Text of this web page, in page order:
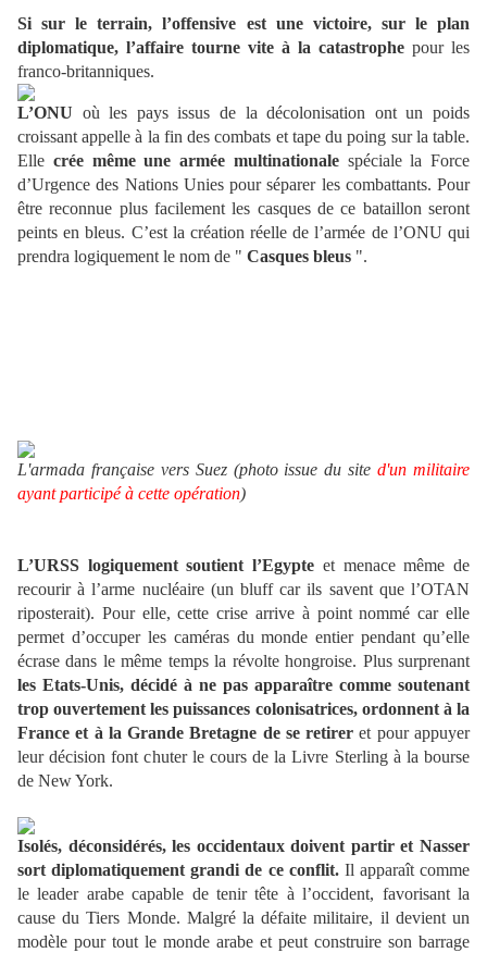
Si sur le terrain, l’offensive est une victoire, sur le plan
diplomatique, l’affaire tourne vite à la catastrophe pour les
franco-britanniques.
L’ONU où les pays issus de la décolonisation ont un poids
croissant appelle à la fin des combats et tape du poing sur la table.
Elle crée même une armée multinationalespéciale la Force
d’Urgence des Nations Unies pour séparer les combattants. Pour
être reconnue plus facilement les casques de ce bataillon seront
peints en bleus. C’est la création réelle de l’armée de l’ONU qui
prendra logiquement le nom de " Casques bleus ".
L'armada française vers Suez (photo issue du site d'un militaire
ayant participé à cette opération)
L’URSS logiquement soutient l’Egypte et menace même de
recourir à l’arme nucléaire (un bluff car ils savent que l’OTAN
riposterait). Pour elle, cette crise arrive à point nommé car elle
permet d’occuper les caméras du monde entier pendant qu’elle
écrase dans le même temps la révolte hongroise. Plus surprenant
les Etats-Unis, décidé à ne pas apparaître comme soutenant
trop ouvertement les puissances colonisatrices, ordonnent à la
France et à la Grande Bretagne de se retirer et pour appuyer
leur décision font chuter le cours de la Livre Sterling à la bourse
de New York.
Isolés, déconsidérés, les occidentaux doivent partir et Nasser
sort diplomatiquement grandi de ce conflit.Il apparaît comme
le leader arabe capable de tenir tête à l’occident, favorisant la
cause du Tiers Monde. Malgré la défaite militaire, il devient un
modèle pour tout le monde arabe et peut construire son barrage